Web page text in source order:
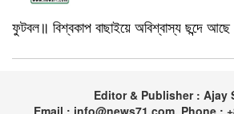
ফুটবল॥ বিশ্বকাপ বাছাইয়ে অবিশ্বাস্য ছন্দে আছে
Editor & Publisher : Ajay
Email : info@news71.com, Phone :